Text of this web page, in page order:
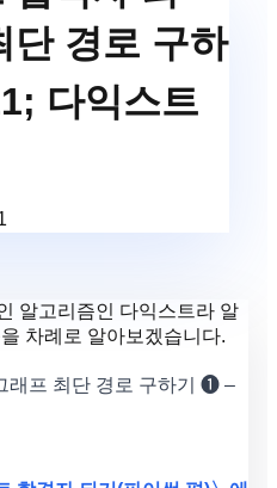
단 경로 구하
다익스트
알고리즘인 다익스트라 알
차례로 알아보겠습니다.
래프 최단 경로 구하기 ❶ –